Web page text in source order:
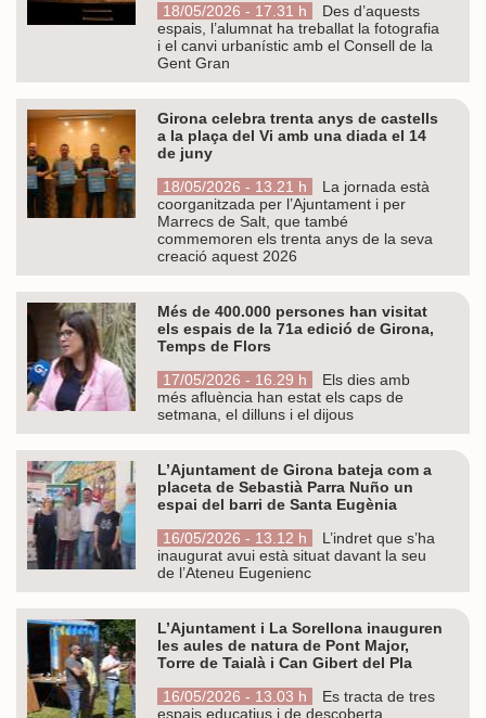
18/05/2026 - 17.31 h
Des d’aquests
espais, l’alumnat ha treballat la fotografia
i el canvi urbanístic amb el Consell de la
Gent Gran
Girona celebra trenta anys de castells
a la plaça del Vi amb una diada el 14
de juny
18/05/2026 - 13.21 h
La jornada està
coorganitzada per l’Ajuntament i per
Marrecs de Salt, que també
commemoren els trenta anys de la seva
creació aquest 2026
Més de 400.000 persones han visitat
els espais de la 71a edició de Girona,
Temps de Flors
17/05/2026 - 16.29 h
Els dies amb
més afluència han estat els caps de
setmana, el dilluns i el dijous
L’Ajuntament de Girona bateja com a
placeta de Sebastià Parra Nuño un
espai del barri de Santa Eugènia
16/05/2026 - 13.12 h
L’indret que s’ha
inaugurat avui està situat davant la seu
de l’Ateneu Eugenienc
L’Ajuntament i La Sorellona inauguren
les aules de natura de Pont Major,
Torre de Taialà i Can Gibert del Pla
16/05/2026 - 13.03 h
Es tracta de tres
espais educatius i de descoberta